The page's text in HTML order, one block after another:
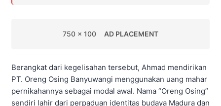
750 x 100 AD PLACEMENT
Berangkat dari kegelisahan tersebut, Ahmad mendirikan
PT. Oreng Osing Banyuwangi menggunakan uang mahar
pernikahannya sebagai modal awal. Nama “Oreng Osing”
sendiri lahir dari perpaduan identitas budaya Madura dan